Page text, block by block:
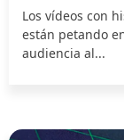
Los vídeos con
están petando
audiencia al...